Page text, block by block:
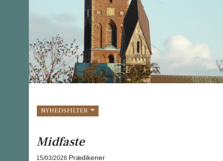
NYHEDSFILTER
Midfaste
15/03/2026 Prædikener